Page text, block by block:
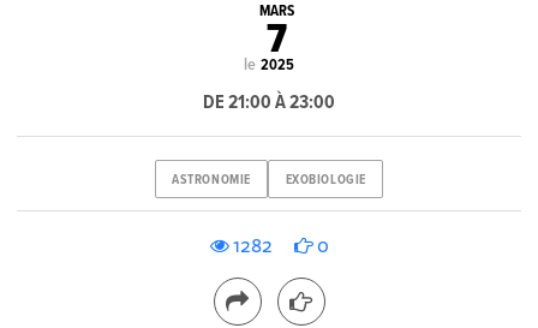
le
MARS
7
2025
DE 21:00 À 23:00
ASTRONOMIE EXOBIOLOGIE
1282 0